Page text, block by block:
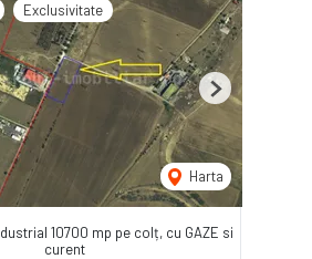
Exclusivitate
Harta
Next
10700 mp pe colț, cu GAZE si
curent